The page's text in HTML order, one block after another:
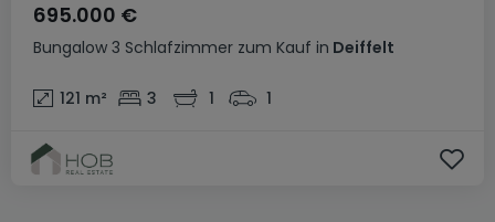
Bungalow 3 Schlafzimmer zum Kauf in Deiffelt
695.000 €
121 m² 3 1 1